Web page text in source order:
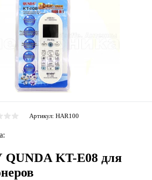
Артикул: HAR100
KT-E08 для